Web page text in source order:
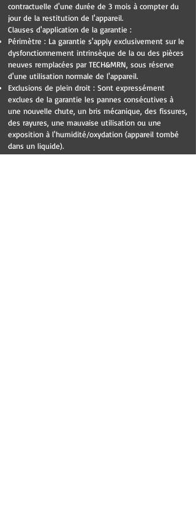
contractuelle d'une durée de 3 mois à compter du
jour de la restitution de l'appareil.
Clauses d'application de la garantie :
Périmètre : La garantie s'apply exclusivement sur le
dysfonctionnement intrinsèque de la ou des pièces
neuves remplacées par TECH&MRN, sous réserve
d'une utilisation normale de l'appareil.
Exclusions de plein droit : Sont expressément
exclues de la garantie les pannes consécutives à
une nouvelle chute, un bris mécanique, des fissures,
des rayures, une mauvaise utilisation ou une
exposition à l'humidité/oxydation (appareil tombé
dans un liquide).
Préservation du composant (Appareils Android